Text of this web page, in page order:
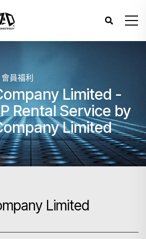
會員福利
Limited -
Rental Service by
Limited
Limited